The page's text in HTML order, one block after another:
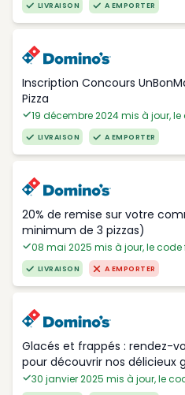
LIVRAISON A EMPORTER
Inscription Concours
Pizza
19 décembre 2024 mis à jour,
LIVRAISON A EMPORTER
20% de remise sur votre
minimum de 3 pizzas)
08 mai 2025 mis à jour, le
LIVRAISON A EMPORTER
Glacés et frappés : rendez-
pour découvrir nos délicieux
30 janvier 2025 mis à jour, le